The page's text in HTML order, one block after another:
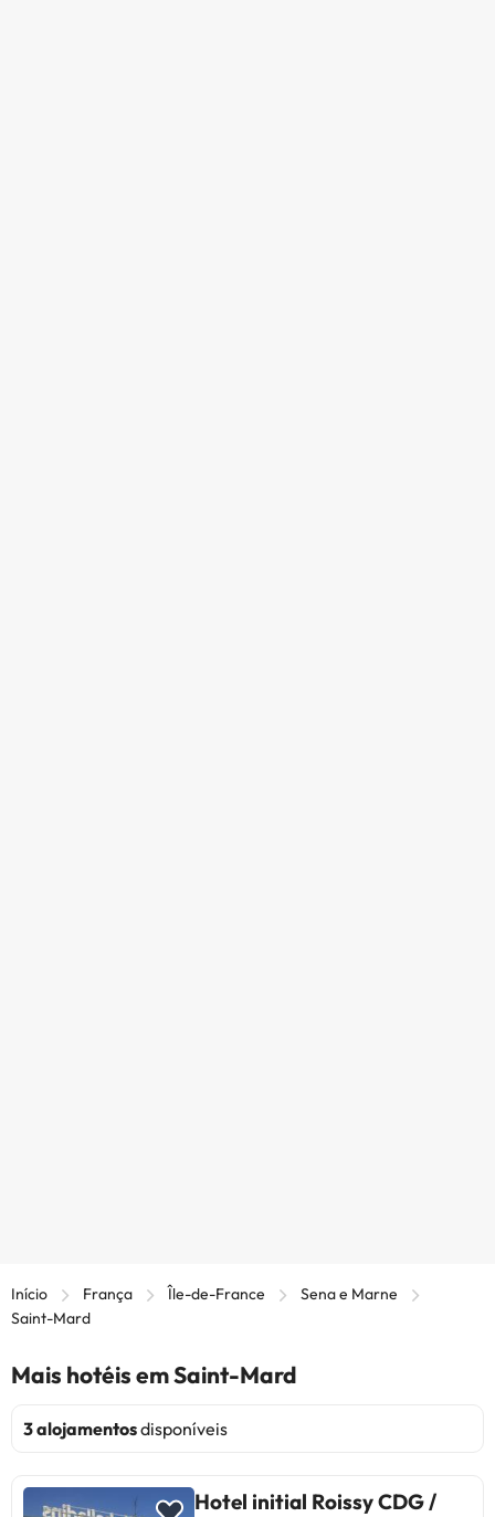
Início França Île-de-France
Sena e Marne
Saint-Mard
Mais hotéis em Saint-Mard
3 alojamentosdisponíveis
Hotel initial Roissy CDG /